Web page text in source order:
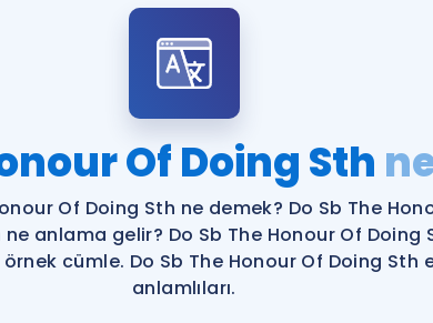
YDS ve YÖKDİL
YDS ve YÖKDİL'e
ÖSYM Sınav
Of Doing Sth
Of Doing Sth ne demek? Do Sb The
ne anlama gelir? Do Sb The Honour Of Doing
cümle. Do Sb The Honour Of Doing Sth
anlamlıları.